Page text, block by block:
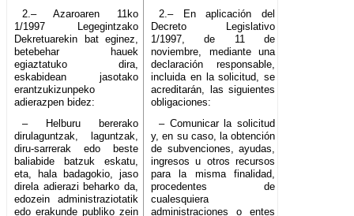
2.– Azaroaren 11ko
1/1997 Legegintzako
Dekretuarekin bat eginez,
betebehar hauek
egiaztatuko dira,
eskabidean jasotako
erantzukizunpeko
adierazpen bidez:
2.– En aplicación del
Decreto Legislativo
1/1997, de 11 de
noviembre, mediante una
declaración responsable,
incluida en la solicitud, se
acreditarán, las siguientes
obligaciones:
– Helburu bererako
dirulaguntzak, laguntzak,
diru-sarrerak edo beste
baliabide batzuk eskatu,
eta, hala badagokio, jaso
direla adierazi beharko da,
edozein administraziotatik
edo erakunde publiko zein
– Comunicar la solicitud
y, en su caso, la obtención
de subvenciones, ayudas,
ingresos u otros recursos
para la misma finalidad,
procedentes de
cualesquiera
administraciones o entes